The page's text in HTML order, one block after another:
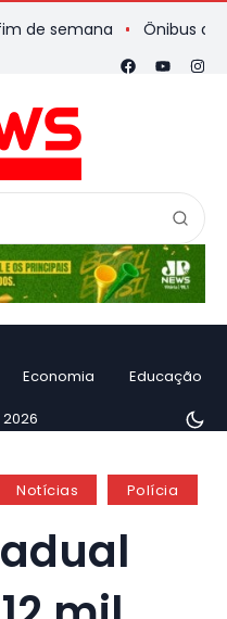
Ônibus de
Economia Educação
Notícias Polícia